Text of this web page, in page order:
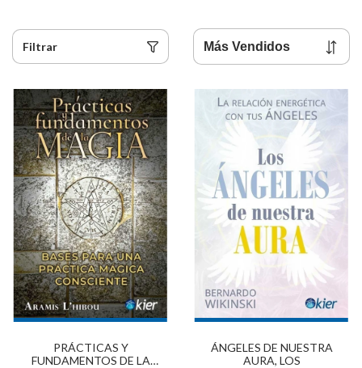
Filtrar
PRÁCTICAS Y
FUNDAMENTOS DE LA
ÁNGELES DE NUESTRA
AURA, LOS